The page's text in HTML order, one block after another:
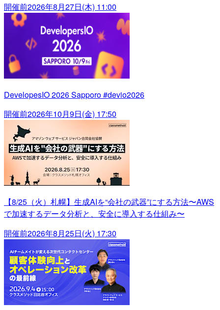
開催前2026年8月27日(木) 11:00
DevelopesIO 2026 Sapporo #devio2026
開催前2026年10月9日(金) 17:50
【8/25（火）札幌】生成AIを“会社の武器”にする方法〜AWS
で加速するデータ分析と、安全に導入する仕組み〜
開催前2026年8月25日(火) 17:30